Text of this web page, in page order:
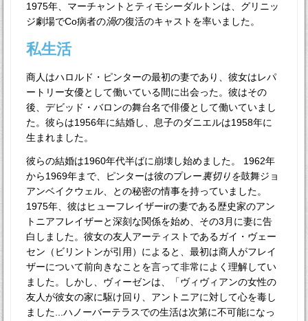
1975年、マーチャントとティモシーダルトンは、グリニッ
ジ劇場でCo病者の渦の復活のキャストを率いました。
私生活
商人はハロルド・ピンターの最初の妻であり、彼女はレパ
ートリー女優として働いている間に出会った。彼はその
後、デビッド・バロンの舞台名で俳優として働いていまし
た。彼らは1956年に結婚し、息子のダニエルは1958年に
生まれました。
彼らの結婚は1960年代半ばに崩壊し始めました。 1962年
から1969年まで、ピンターは彼のプレー裏切りを鼓舞ジョ
アンベイクウェル、との秘密の情事を持っていました。
1975年、彼はヒューフレイザーirの妻である歴史家のアン
トニアフレイザーと深刻な関係を始め、その3月に妻に告
白しました。彼女の友人アーティストであるガイ・ヴェー
セン（ビリントンが引用）によると、最初は商人がフレイ
ザーについて前向きなことを言って非常によく理解してい
ました。しかし、ヴィーゼンは、「ヴィヴィアンの女性の
友人が彼女の家に駆け回り、アントニアに対して心を毒し
ました...ハノーバーテラスでの生活は次第に不可能になっ